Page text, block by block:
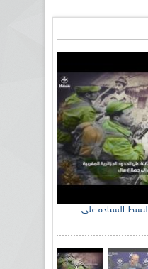
الإذاعة الجزائرية تحي الذكرى 59 لبسط السيادة على